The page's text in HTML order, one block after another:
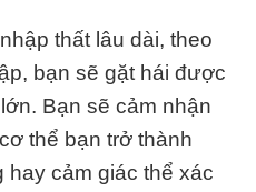
thất lâu dài, theo
bạn sẽ gặt hái được
Bạn sẽ cảm nhận
thể bạn trở thành
hay cảm giác thể xác